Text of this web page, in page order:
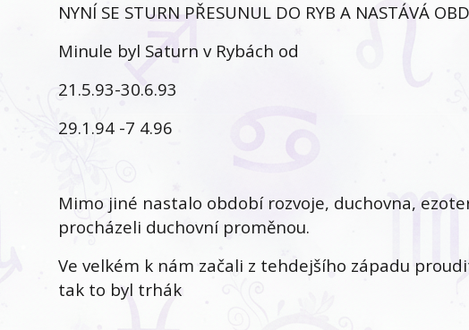
NYNÍ SE STURN PŘESUNUL DO RYB A NASTÁVÁ
Minule byl Saturn v Rybách od
21.5.93-30.6.93
29.1.94 -7 4.96
Mimo jiné nastalo období rozvoje, duchovna,
procházeli duchovní proměnou.
Ve velkém k nám začali z tehdejšího západu
tak to byl trhák